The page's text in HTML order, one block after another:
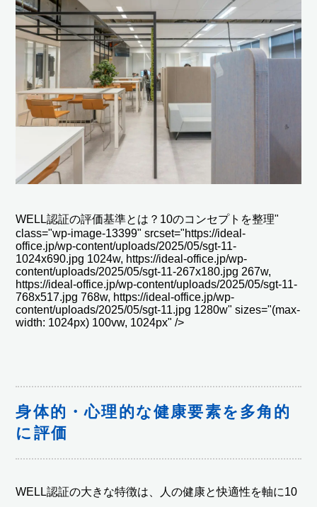
WELL認証の評価基準とは？10のコンセプトを整理"
class="wp-image-13399" srcset="https://ideal-
office.jp/wp-content/uploads/2025/05/sgt-11-
1024x690.jpg 1024w, https://ideal-office.jp/wp-
content/uploads/2025/05/sgt-11-267x180.jpg 267w,
https://ideal-office.jp/wp-content/uploads/2025/05/sgt-11-
768x517.jpg 768w, https://ideal-office.jp/wp-
content/uploads/2025/05/sgt-11.jpg 1280w" sizes="(max-
width: 1024px) 100vw, 1024px" />
身体的・心理的な健康要素を多角的
に評価
WELL認証の大きな特徴は、人の健康と快適性を軸に10